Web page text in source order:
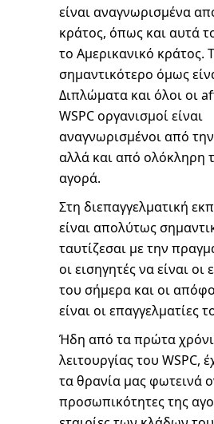
είναι αναγνωρισμένα
κράτος, όπως και αυτά
το Αμερικανικό κράτος.
σημαντικότερο όμως
Διπλώματα και όλοι οι
WSPC οργανισμοί είναι
αναγνωρισμένοι από
αλλά και από ολόκληρη
αγορά.
Στη διεπαγγελματική
είναι απολύτως
ταυτίζεσαι με την
οι εισηγητές να είναι οι
του σήμερα και οι
είναι οι επαγγελματίες
Ήδη από τα πρώτα
λειτουργίας του WSPC,
τα θρανία μας φωτεινά
προσωπικότητες της